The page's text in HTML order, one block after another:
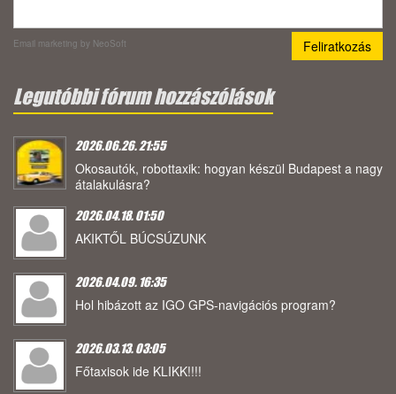
Email marketing by NeoSoft
Legutóbbi fórum hozzászólások
2026.06.26. 21:55
Okosautók, robottaxik: hogyan készül Budapest a nagy
átalakulásra?
2026.04.18. 01:50
AKIKTŐL BÚCSÚZUNK
2026.04.09. 16:35
Hol hibázott az IGO GPS-navigációs program?
2026.03.13. 03:05
Főtaxisok ide KLIKK!!!!